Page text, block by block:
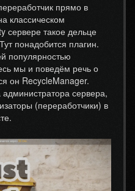
прямо в
классическом
сервере такое дельце
понадобится плагин.
популярностью
мы и поведём речь о
он RecycleManager.
сервера,
(переработчики) в